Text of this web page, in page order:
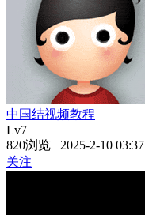
中国结视频教程
Lv7
820浏览 2025-2-10 03:37
关注